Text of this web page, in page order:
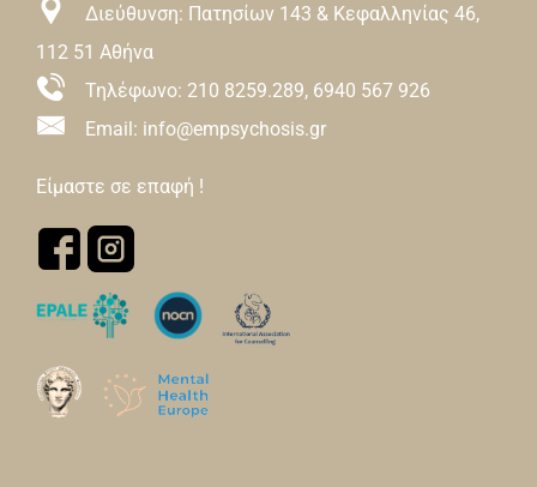
Διεύθυνση: Πατησίων 143 & Κεφαλληνίας 46,
112 51 Αθήνα
Τηλέφωνο: 210 8259.289, 6940 567 926
Email: info@empsychosis.gr
Είμαστε σε επαφή !